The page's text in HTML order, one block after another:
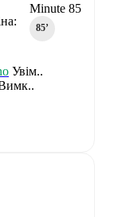
Minute 85
85‎’‎
Увім..